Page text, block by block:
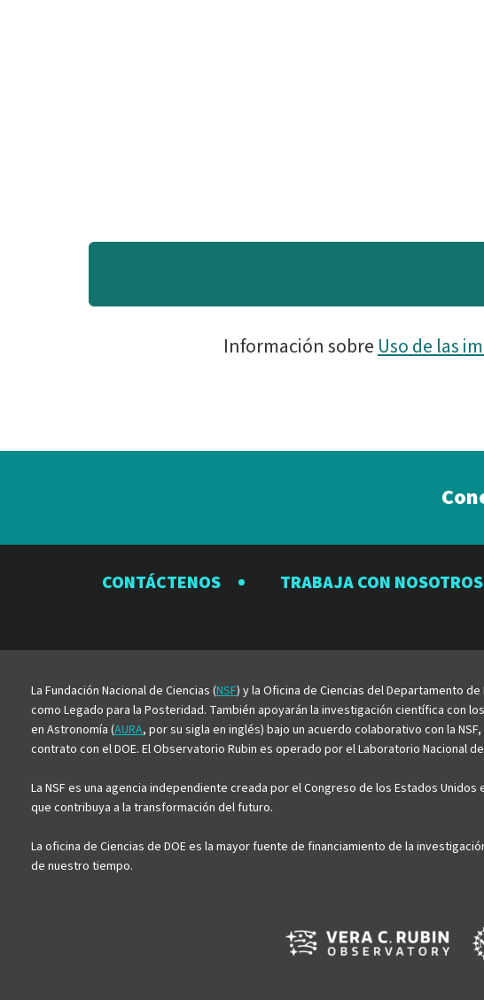
Información sobre Uso de las
CONTÁCTENOS TRABAJA CON NOSOTROS
La Fundación Nacional de Ciencias (NSF) y la Oficina de Ciencias del Departamento de
como Legado para la Posteridad. También apoyarán la investigación científica con
en Astronomía (AURA, por su sigla en inglés) bajo un acuerdo colaborativo con la
contrato con el DOE. El Observatorio Rubin es operado por el Laboratorio Nacional
La NSF es una agencia independiente creada por el Congreso de los Estados
que contribuya a la transformación del futuro.
La oficina de Ciencias de DOE es la mayor fuente de financiamiento de la
de nuestro tiempo.